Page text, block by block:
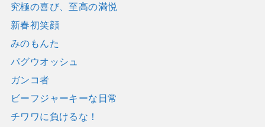
究極の喜び、至高の満悦
新春初笑顔
みのもんた
パグウオッシュ
ガンコ者
ビーフジャーキーな日常
チワワに負けるな！